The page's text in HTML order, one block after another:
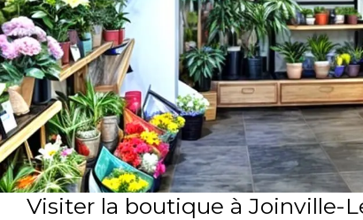
Visiter la boutique à Joinville-